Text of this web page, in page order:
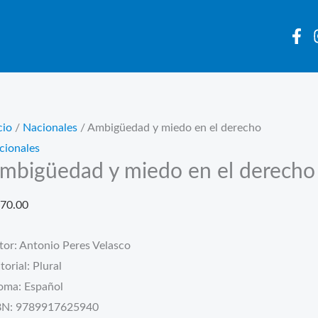
/ Nacionales/ Ambigüedad y miedo en el derecho
y miedo en el derecho
70.00
Antonio Peres Velasco
Plural
Español
9789917625940